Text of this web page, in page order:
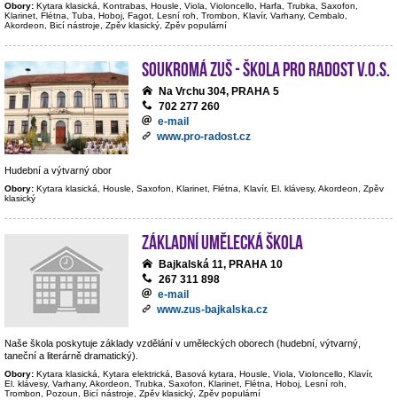
Obory: Kytara klasická, Kontrabas, Housle, Viola, Violoncello, Harfa, Trubka, Saxofon,
Klarinet, Flétna, Tuba, Hoboj, Fagot, Lesní roh, Trombon, Klavír, Varhany, Cembalo,
Akordeon, Bicí nástroje, Zpěv klasický, Zpěv populární
Soukromá ZUŠ - Škola pro radost v.o.s.
Na Vrchu 304, PRAHA 5
702 277 260
e-mail
www.pro-radost.cz
Hudební a výtvarný obor
Obory: Kytara klasická, Housle, Saxofon, Klarinet, Flétna, Klavír, El. klávesy, Akordeon, Zpěv
klasický
Základní umělecká škola
Bajkalská 11, PRAHA 10
267 311 898
e-mail
www.zus-bajkalska.cz
Naše škola poskytuje základy vzdělání v uměleckých oborech (hudební, výtvarný,
taneční a literárně dramatický).
Obory: Kytara klasická, Kytara elektrická, Basová kytara, Housle, Viola, Violoncello, Klavír,
El. klávesy, Varhany, Akordeon, Trubka, Saxofon, Klarinet, Flétna, Hoboj, Lesní roh,
Trombon, Pozoun, Bicí nástroje, Zpěv klasický, Zpěv populární